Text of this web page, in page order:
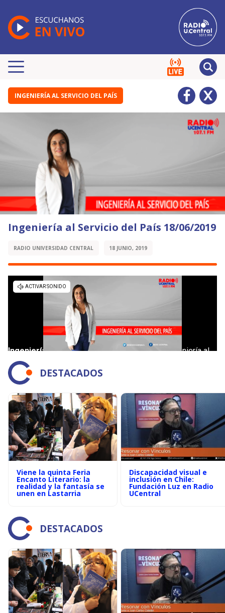
INGENIERÍA AL SERVICIO DEL PAÍS
Ingeniería al Servicio del País 18/06/2019
RADIO UNIVERSIDAD CENTRAL 18 JUNIO, 2019
DESTACADOS
Viene la quinta Feria
Encanto Literario: la
realidad y la fantasía se
unen en Lastarria
Discapacidad visual e
inclusión en Chile:
Fundación Luz en Radio
UCentral
DESTACADOS